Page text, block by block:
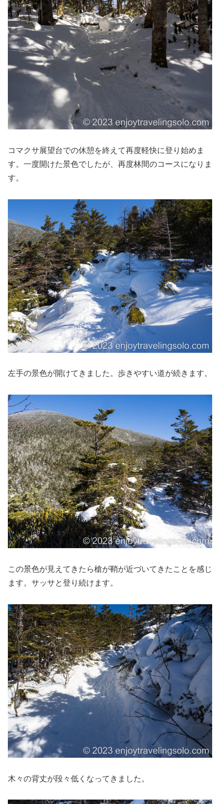
コマクサ展望台での休憩を終えて再度軽快に登り始めま
す。一度開けた景色でしたが、再度林間のコースになりま
す。
左手の景色が開けてきました。歩きやすい道が続きます。
この景色が見えてきたら槍が鞘が近づいてきたことを感じ
ます。サッサと登り続けます。
木々の背丈が段々低くなってきました。